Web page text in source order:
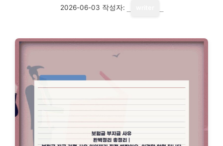
2026-06-03 작성자: